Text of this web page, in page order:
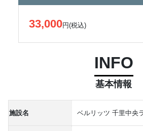
33,000円(税込)
INFO
基本情報
施設名 ベルリッツ 千里中央